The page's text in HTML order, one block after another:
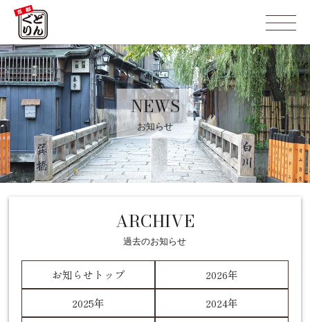
NEWS
お知らせ
ARCHIVE
過去のお知らせ
お知らせトップ
2026年
2025年
2024年